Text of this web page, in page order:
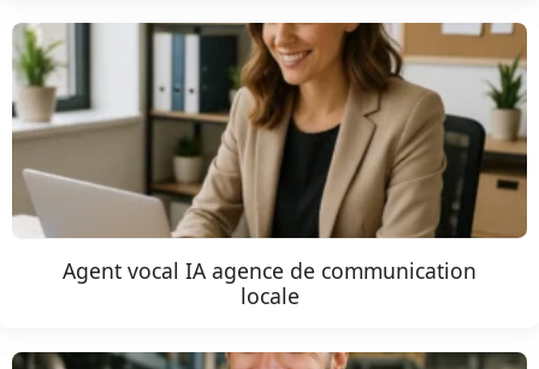
Agent vocal IA agence de communication
locale